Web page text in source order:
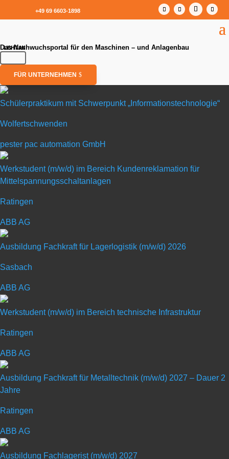
+49 69 6603-1898
Das Nachwuchsportal für den Maschinen – und Anlagenbau
FÜR UNTERNEHMEN
Schülerpraktikum mit Schwerpunkt „Informationstechnologie“
Wolfertschwenden
pester pac automation GmbH
Werkstudent (m/w/d) im Bereich Kundenreklamation für
Mittelspannungsschaltanlagen
Ratingen
ABB AG
Ausbildung Fachkraft für Lagerlogistik (m/w/d) 2026
Sasbach
ABB AG
Werkstudent (m/w/d) im Bereich technische Infrastruktur
Ratingen
ABB AG
Ausbildung Fachkraft für Metalltechnik (m/w/d) 2027 – Dauer 2
Jahre
Ratingen
ABB AG
Ausbildung Fachlagerist (m/w/d) 2027
„Informationstechnologie“
in Wolfertschwenden
pester pac automation GmbH
Pester pac automation setzt Trends in der Endver­packung für die
Pharma- und Consumer­branche. Pester steht für Innovation und die
von der Folien­verpackung über die Karton­verpackung bis hin zur
Palettierung.
Schülerpraktikum mit
Schwerpunkt
„Informationstechnologie“
Art: Praktikum für Schüler